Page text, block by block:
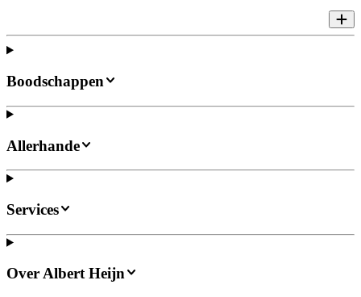
Boodschappen
Allerhande
Services
Over Albert Heijn